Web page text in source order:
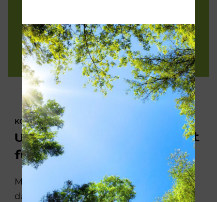
Termin für Ihren Heizungs-Check mit
Ihnen.
KONTAKTIEREN SIE UNS!
Unser Kundendienst ist
für Sie da
Mit wenigen Angaben sorgen Sie dafür,
dass unser Kundendienst gleich mit den